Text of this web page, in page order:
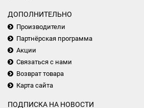
ДОПОЛНИТЕЛЬНО
Производители
Партнёрская программа
Акции
Связаться с нами
Возврат товара
Карта сайта
ПОДПИСКА НА НОВОСТИ